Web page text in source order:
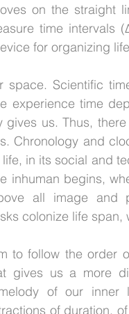
on the straight
time intervals
for organizing
space. Scientific
experience time
us. Thus,
Chronology and
in its social and
inhuman begins,
all image and
colonize life
to follow the order
gives us a more
of our
of duration,